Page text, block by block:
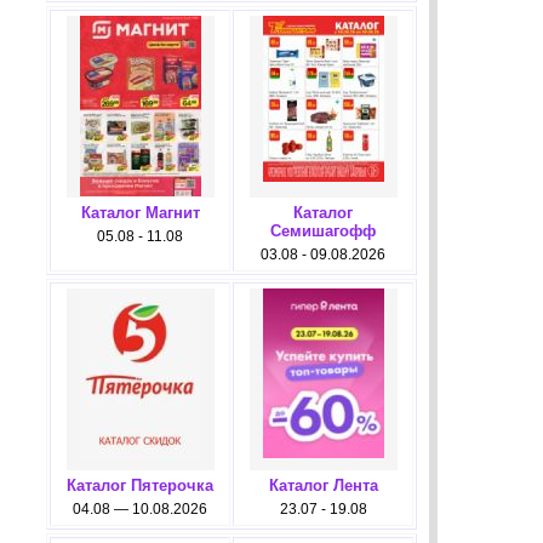
Каталог Магнит
05.08 - 11.08
Каталог
Семишагофф
03.08 - 09.08.2026
Каталог Пятерочка
04.08 — 10.08.2026
Каталог Лента
23.07 - 19.08